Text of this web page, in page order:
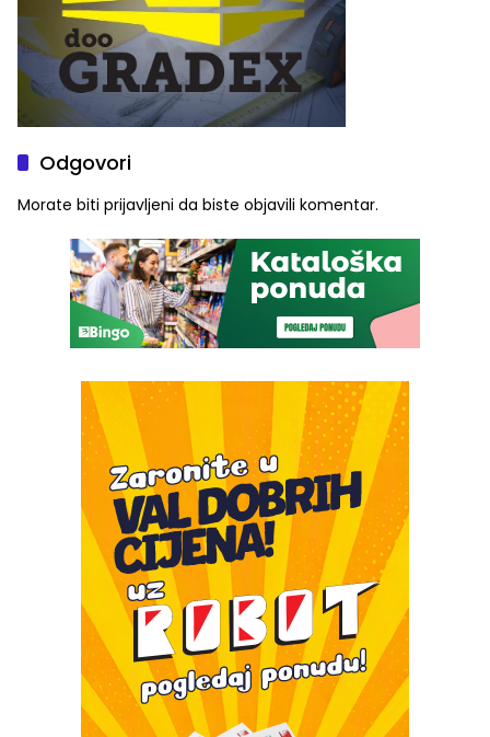
Odgovori
Morate biti prijavljeni da biste objavili komentar.